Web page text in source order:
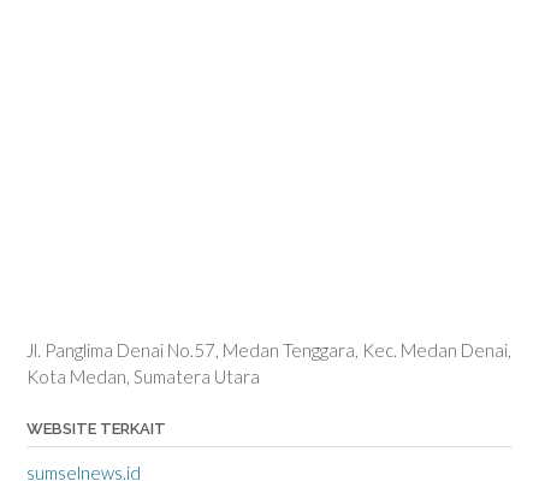
Jl. Panglima Denai No.57, Medan Tenggara, Kec. Medan Denai,
Kota Medan, Sumatera Utara
WEBSITE TERKAIT
sumselnews.id